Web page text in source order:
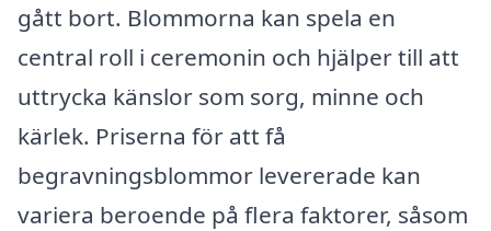
gått bort. Blommorna kan spela en
central roll i ceremonin och hjälper till att
uttrycka känslor som sorg, minne och
kärlek. Priserna för att få
begravningsblommor levererade kan
variera beroende på flera faktorer, såsom